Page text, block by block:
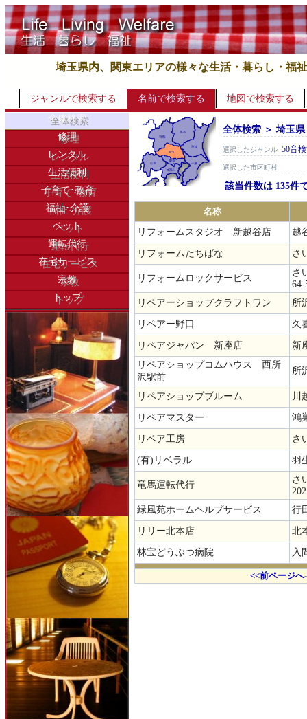
埼玉県内、関東エリアの様々な生活・暮らし・福
ジャンルで検索する 名前で検索する
地図で検索する
全体検索
修理
レンタル
生活便利
子育て･教育
福祉･介護
ペット
運転代行
在宅サービス
宗教
トップ
全体検索 ＞ 埼玉県
選択したジャンル 50音
選択した市区町村
該当件数は 135件
名称
リフォームスタジオ 新越谷店
越
リフォームたちばな さ
リフォームロックサービス
さ
64-
リペアーショップクラフトワン
所
リペアー野口 久
リペアジャパン 新座店
新
リペアショップコムハウス 西所
沢駅前
所
リペアショップブルーム 川
リペアマスター 鴻
リペア工房 さ
(有)リベラル 羽
竜馬運転代行
さ
202
緑風苑ホームヘルプサービス
行
リリー北本店 北
林宝どうぶつ病院 入
.
<<前ページへ